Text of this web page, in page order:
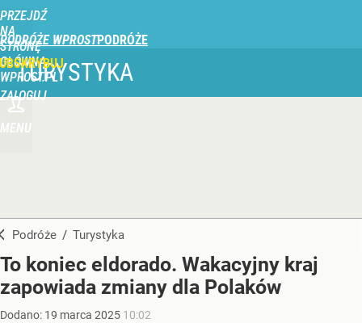
PRZEJDŹ
NA
STRONĘ
GŁÓWNĄ
WPROST.PL
PODRÓŻE WPROST
ZALOGUJ
MENU
TURYSTYKA
Podróże / Turystyka
To koniec eldorado. Wakacyjny kraj
zapowiada zmiany dla Polaków
Dodano: 19 marca 2025 10:02